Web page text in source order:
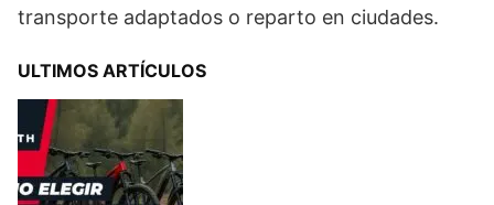
transporte adaptados o reparto en ciudades.
ULTIMOS ARTÍCULOS